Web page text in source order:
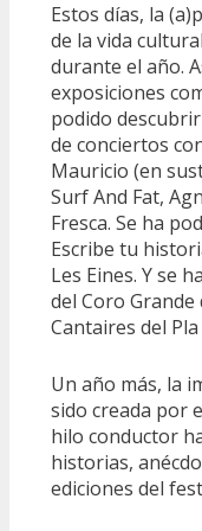
Estos días, la
de la vida
durante el año.
exposiciones
podido
de conciertos
Mauricio (en
Surf And Fat,
Fresca. Se ha
Escribe tu
Les Eines. Y se
del Coro Grande
Cantaires del
Un año más, la
sido creada por
hilo conductor
historias,
ediciones del